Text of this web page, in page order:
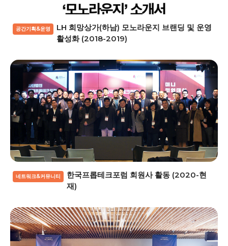
공간기획&운영
LH 희망상가(하남) 모노라운지 브랜딩 및 운영
활성화 (2018-2019)
네트워크&커뮤니티
한국프롭테크포럼 회원사 활동 (2020-현
재)